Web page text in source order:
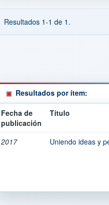
Resultados 1-1 de 1.
Resultados por ítem:
Fecha de
publicación
Título
2017 Uniendo ideas y